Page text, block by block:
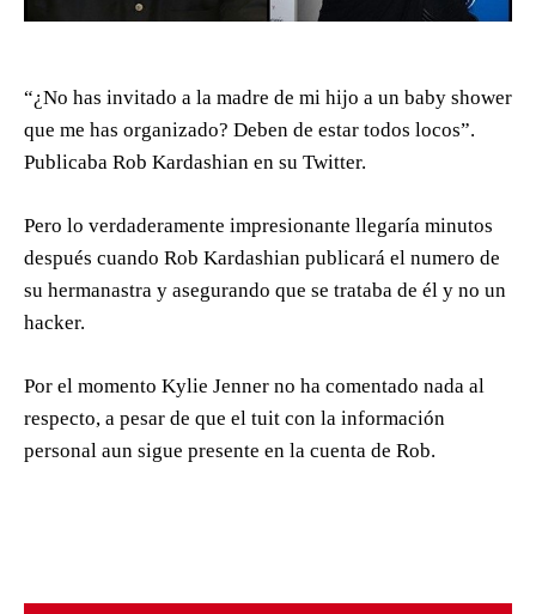
“¿No has invitado a la madre de mi hijo a un baby shower
que me has organizado? Deben de estar todos locos”.
Publicaba Rob Kardashian en su Twitter.
Pero lo verdaderamente impresionante llegaría minutos
después cuando Rob Kardashian publicará el numero de
su hermanastra y asegurando que se trataba de él y no un
hacker.
Por el momento Kylie Jenner no ha comentado nada al
respecto, a pesar de que el tuit con la información
personal aun sigue presente en la cuenta de Rob.